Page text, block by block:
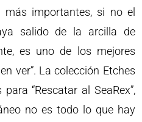
más importantes, si no el
salido de la arcilla de
es uno de los mejores
ver”. La colección Etches
“Rescatar al SeaRex”,
no es todo lo que hay